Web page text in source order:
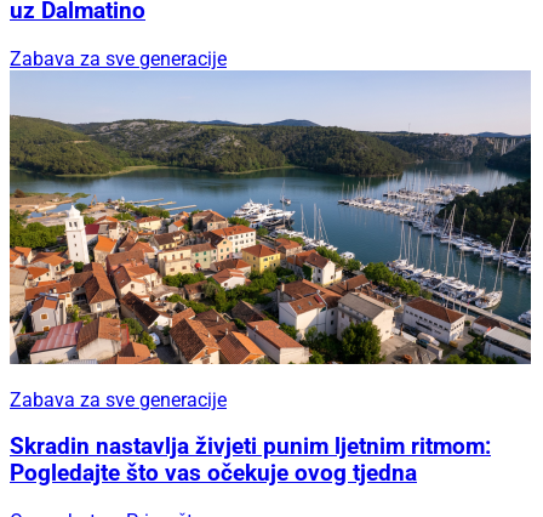
uz Dalmatino
Zabava za sve generacije
Zabava za sve generacije
Skradin nastavlja živjeti punim ljetnim ritmom:
Pogledajte što vas očekuje ovog tjedna